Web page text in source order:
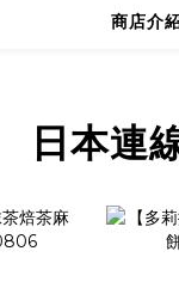
商店介
日本連